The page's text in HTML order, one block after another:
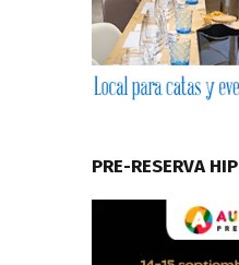
PRE-RESERVA HIP